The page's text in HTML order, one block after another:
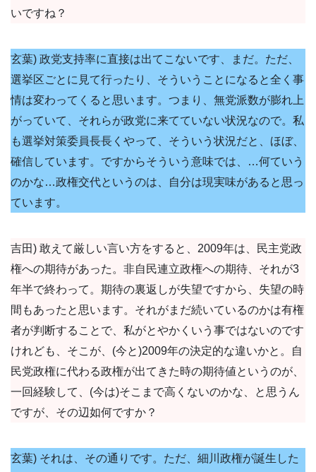
いですね？
玄葉) 政党支持率に直接は出てこないです、まだ。ただ、
選挙区ごとに見て行ったり、そういうことになると全く事
情は変わってくると思います。つまり、無党派数が膨れ上
がっていて、それらが政党に来てていない状況なので。私
も選挙対策委員長長くやって、そういう状況だと、ほぼ、
確信しています。ですからそういう意味では、…何ていう
のかな…政権交代というのは、自分は現実味があると思っ
ています。
吉田) 敢えて厳しい言い方をすると、2009年は、民主党政
権への期待があった。非自民連立政権への期待、それが3
年半で終わって。期待の裏返しが失望ですから、失望の時
間もあったと思います。それがまだ続いているのかは有権
者が判断することで、私がとやかくいう事ではないのです
けれども、そこが、(今と)2009年の決定的な違いかと。自
民党政権に代わる政権が出てきた時の期待値というのが、
一回経験して、(今は)そこまで高くないのかな、と思うん
ですが、その辺如何ですか？
玄葉) それは、その通りです。ただ、細川政権が誕生した